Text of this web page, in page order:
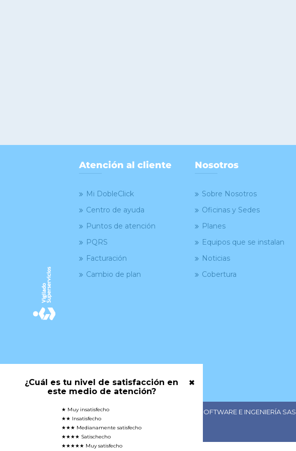
¿Cuál es tu nivel de satisfacción en
este medio de atención?
★ Muy insatisfecho
★★ Insatisfecho
★★★ Medianamente satisfecho
★★★★ Satischecho
★★★★★ Muy satisfecho
Atención al cliente
Mi DobleClick
Centro de ayuda
Puntos de atención
PQRS
Facturación
Cambio de plan
Nosotros
Sobre Nosotros
Oficinas y Sedes
Planes
Equipos que se instalan
Noticias
Cobertura
© Dobleclick es marca propia de DOBLECLICK SOFTWARE E INGENIERÍA SAS
NIT: 900104400-5
|| Diseño Web: gorilabs.com ||